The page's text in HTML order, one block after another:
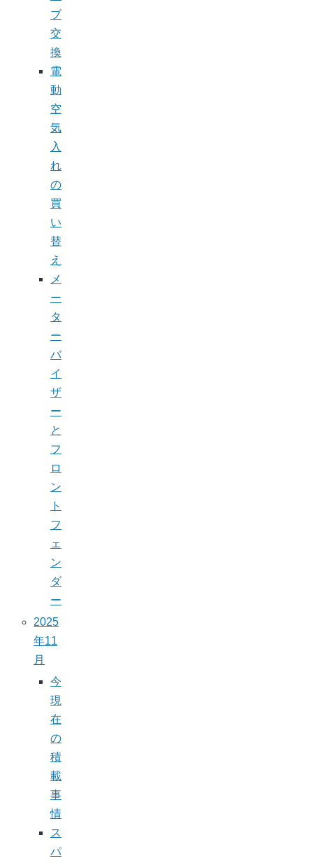
ブ
交
換
電
動
空
気
入
れ
の
買
い
替
え
メ
ー
タ
ー
バ
イ
ザ
ー
と
フ
ロ
ン
ト
フ
ェ
ン
ダ
ー
2025
年11
月
今
現
在
の
積
載
事
情
ス
パ